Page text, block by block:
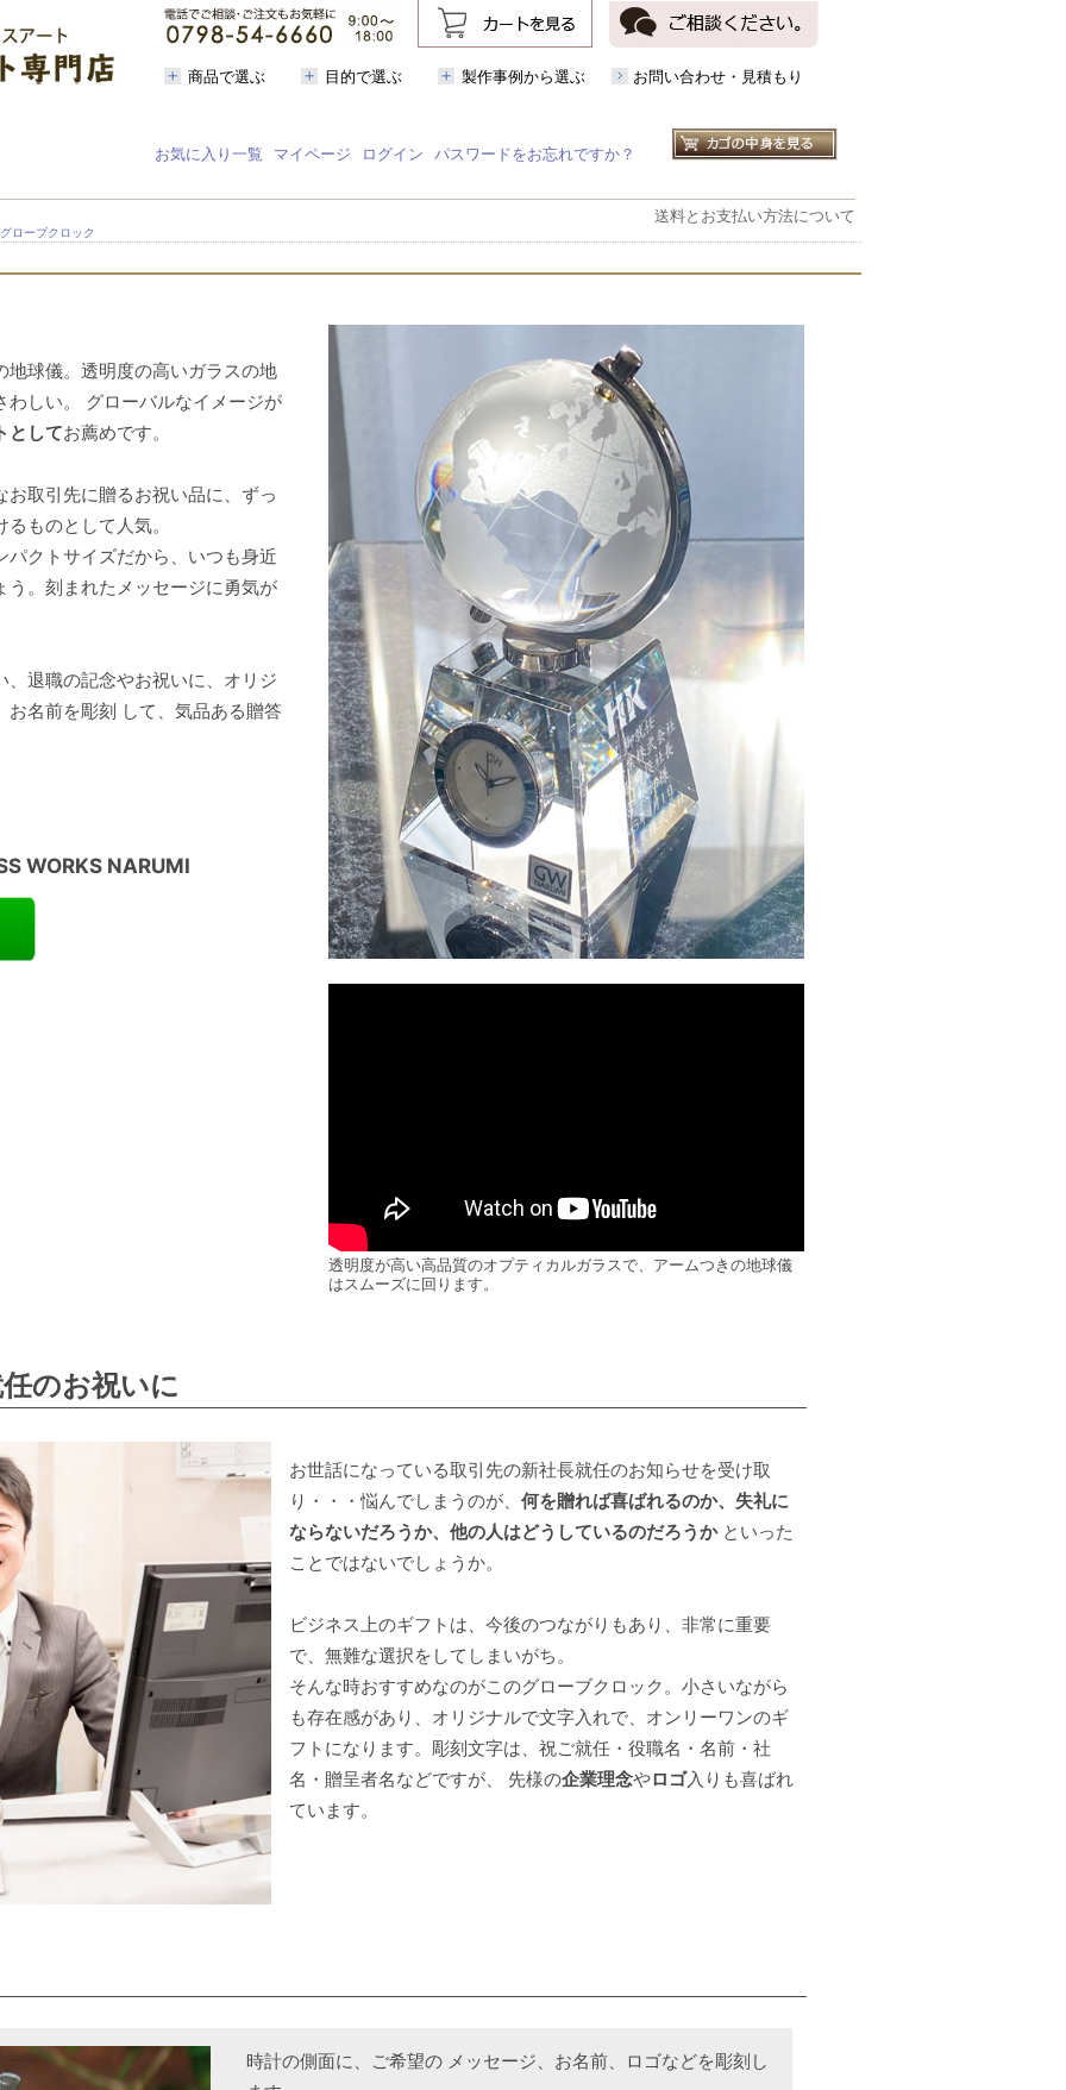
商品で選ぶ 目的で選ぶ 製作事例から選ぶ お問い合わせ・見積もり
お気に入り一覧 マイページ ログイン パスワードをお忘れですか？
送料とお支払い方法について
ローブクロック
球儀。透明度の高いガラスの地
しい。 グローバルなイメージが
としてお薦めです。
取引先に贈るお祝い品に、ずっ
ものとして人気。
クトサイズだから、いつも身近
。刻まれたメッセージに勇気が
退職の記念やお祝いに、オリジ
名前を彫刻 して、気品ある贈答
WORKS NARUMI
透明度が高い高品質のオプティカルガラスで、アームつきの地球儀
はスムーズに回ります。
のお祝いに
お世話になっている取引先の新社長就任のお知らせを受け取
り・・・悩んでしまうのが、 何を贈れば喜ばれるのか、失礼に
ならないだろうか、他の人はどうしているのだろうかといった
ことではないでしょうか。
ビジネス上のギフトは、今後のつながりもあり、非常に重要
で、無難な選択をしてしまいがち。
そんな時おすすめなのがこのグローブクロック。小さいながら
も存在感があり、オリジナルで文字入れで、オンリーワンのギ
フトになります。彫刻文字は、祝ご就任・役職名・名前・社
名・贈呈者名などですが、 先様の企業理念やロゴ入りも喜ばれ
ています。
時計の側面に、ご希望の メッセージ、お名前、ロゴなどを彫刻し